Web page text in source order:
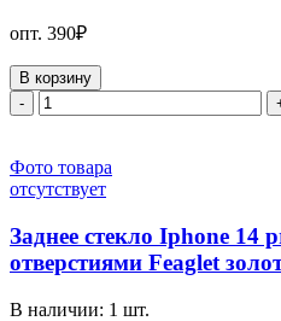
опт. 390₽
В корзину
-
Фото товара
отсутствует
Заднее стекло Iphone 14
отверстиями Feaglet
В наличии: 1 шт.